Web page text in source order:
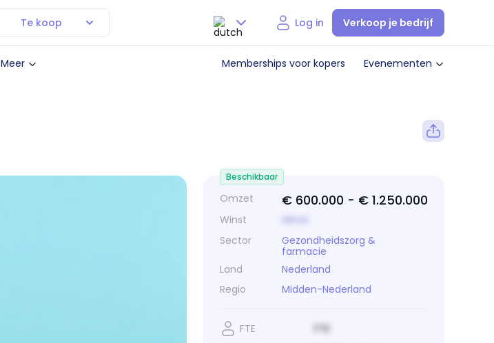
Te koop
Nederlands
Log in Verkoop je bedrijf
Meer Memberships voor kopers Evenementen
Omzet € 600.000 - € 1.250.000
Winst
Sector
Gezondheidszorg &
farmacie
Land
Nederland
Regio
Midden-Nederland
Beschikbaar
FTE
FTE